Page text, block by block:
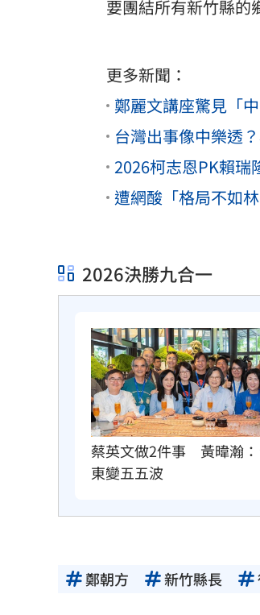
要團結所有新竹縣的
更多新聞：
鄭麗文講座驚見「
台灣出事像中樂透
2026柯志恩PK賴
遭網酸「格局不如
2026決勝九合一
蔡英文做2件事　黃暐瀚
東變五五波
鄭朝方 新竹縣長